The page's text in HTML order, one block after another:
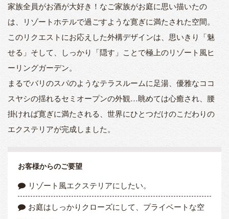
家族全員がお酒が大好き！なご家族がお庭に思い描いたの
は、リゾートホテルで過ごすような寛ぎに満たされた空間。
このリクエストにお応えした外構デザインは、思いきり「魅
せる」そして、しっかり「隠す」ことで極上のリゾート風ヒ
ーリングガーデン。
まるでバリのスパのようなテラスルームに足湯、優雅なココ
スヤシの揺れるセミオープンの外観…眺めては心癒され、腰
掛ければ寛ぎに満たされる、世界にひとつだけのこだわりの
エクステリアが完成しました。
お客様からのご要望
リゾート風エクステリアにしたい。
お庭はしっかりクローズにして、プライベートな空